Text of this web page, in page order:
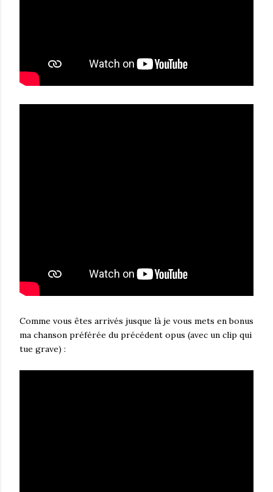
Comme vous êtes arrivés jusque là je vous mets en bonus
ma chanson préférée du précédent opus (avec un clip qui
tue grave) :